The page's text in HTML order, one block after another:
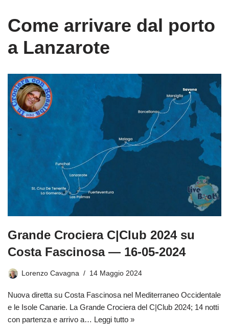
Come arrivare dal porto
a Lanzarote
Grande Crociera C|Club 2024 su
Costa Fascinosa — 16-05-2024
Lorenzo Cavagna 14 Maggio 2024
Nuova diretta su Costa Fascinosa nel Mediterraneo Occidentale
e le Isole Canarie. La Grande Crociera del C|Club 2024; 14 notti
con partenza e arrivo a… Leggi tutto »